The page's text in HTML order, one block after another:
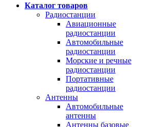
Каталог товаров
Радиостанции
Авиационные
радиостанции
Автомобильные
радиостанции
Морские и речные
радиостанции
Портативные
радиостанции
Антенны
Автомобильные
антенны
Антенны базовые